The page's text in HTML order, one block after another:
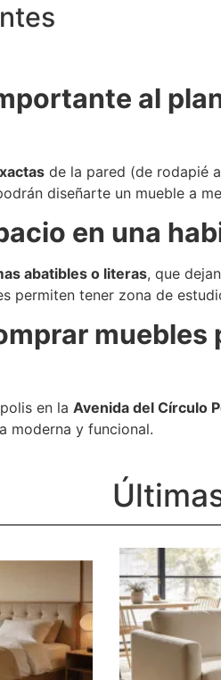
al
de la pared (de rodapié
diseñarte un mueble a
en una
abatibles o literas, que
permiten tener zona de
en la Avenida del Círculo
moderna y funcional.